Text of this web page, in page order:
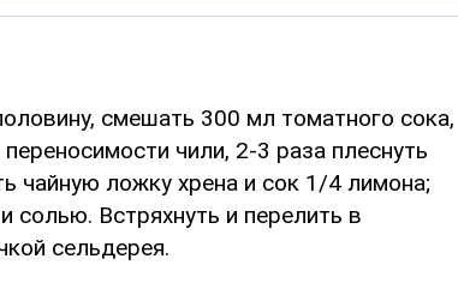
смешать 300 мл томатного сока,
чили, 2-3 раза плеснуть
чайную ложку хрена и сок 1/4 лимона;
Встряхнуть и перелить в
сельдерея.